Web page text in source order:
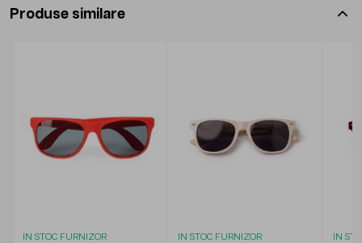
Produse similare
IN STOC FURNIZOR IN STOC FURNIZOR IN